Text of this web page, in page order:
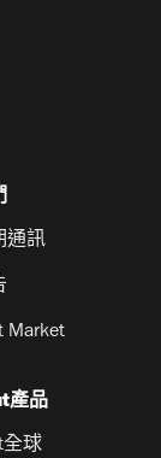
通訊
Market
產品
全球